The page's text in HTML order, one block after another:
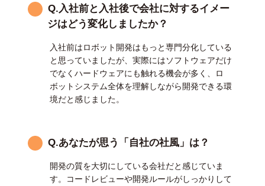
Q.入社前と入社後で会社に対するイメー
ジはどう変化しましたか？
入社前はロボット開発はもっと専門分化している
と思っていましたが、実際にはソフトウェアだけ
でなくハードウェアにも触れる機会が多く、ロ
ボットシステム全体を理解しながら開発できる環
境だと感じました。
Q.あなたが思う「自社の社風」は？
開発の質を大切にしている会社だと感じていま
す。コードレビューや開発ルールがしっかりして